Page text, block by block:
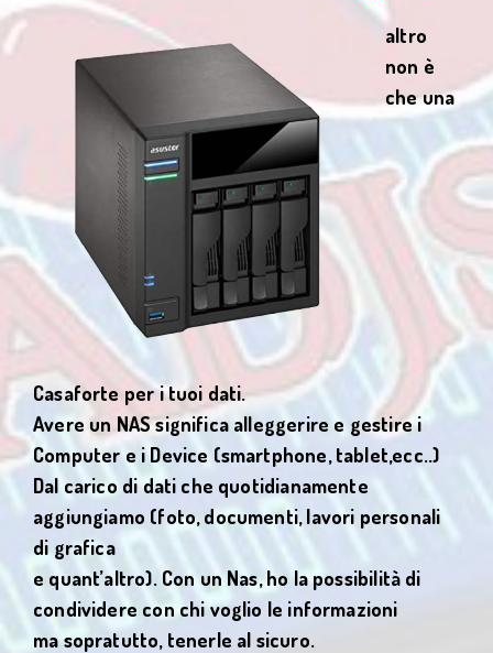
altro
non è
che una
Casaforte per i tuoi dati.
Avere un NAS significa alleggerire e gestire i
Computer e i Device (smartphone, tablet,ecc..)
Dal carico di dati che quotidianamente
aggiungiamo (foto, documenti, lavori personali
di grafica
e quant’altro). Con un Nas, ho la possibilità di
condividere con chi voglio le informazioni
ma sopratutto, tenerle al sicuro.